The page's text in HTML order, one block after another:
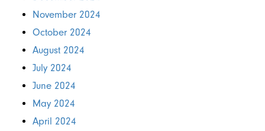
November 2024
October 2024
August 2024
July 2024
June 2024
May 2024
April 2024